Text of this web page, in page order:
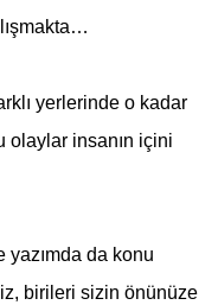
yerlerinde o kadar
olaylar insanın içini
yazımda da konu
birileri sizin önünüze